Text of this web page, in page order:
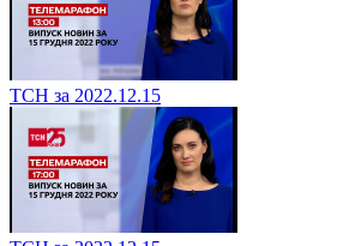
ТСН за 2022.12.15